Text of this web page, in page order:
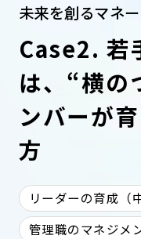
未来を創るマネ
Case2. 若
は、“横
ンバーが
方
リーダーの育成（
管理職のマネジメ